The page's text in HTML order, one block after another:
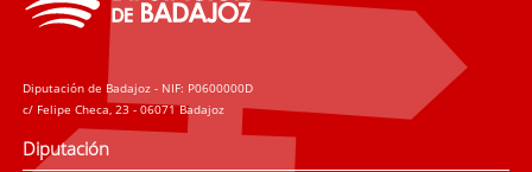
Diputación de Badajoz - NIF: P0600000D
c/ Felipe Checa, 23 - 06071 Badajoz
Diputación